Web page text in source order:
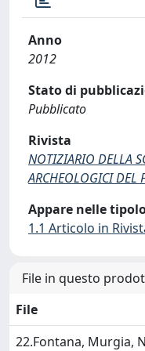
Anno
2012
Stato di
Pubblicato
Rivista
NOTIZIARIO DELLA
ARCHEOLOGICI DEL
Appare nelle
1.1 Articolo in
File in questo
File
22.Fontana, Murgia,